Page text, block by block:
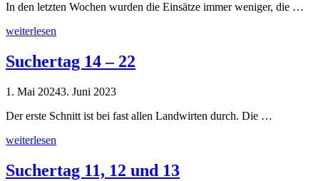
In den letzten Wochen wurden die Einsätze immer weniger, die …
weiterlesen
Suchertag 14 – 22
1. Mai 20243. Juni 2023
Der erste Schnitt ist bei fast allen Landwirten durch. Die …
weiterlesen
Suchertag 11, 12 und 13